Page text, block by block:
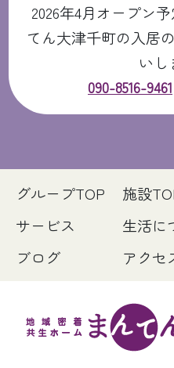
2026年4月オープン
てん大津千町の入居
いし
090-8516-9461
グループTOP 施設
サービス
生活に
ブログ
アクセ